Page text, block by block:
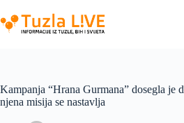
to
content
Kampanja “Hrana Gurmana” dosegla je
njena misija se nastavlja